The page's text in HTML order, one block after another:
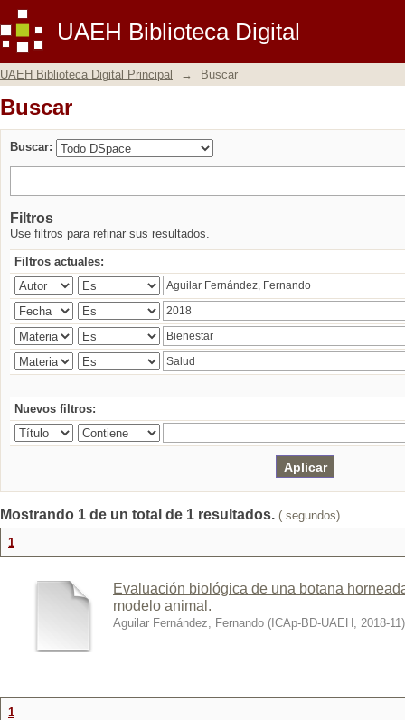
UAEH Biblioteca Digital
Buscar
UAEH Biblioteca Digital Principal → Buscar
Buscar
Buscar:
Filtros
Use filtros para refinar sus resultados.
Filtros actuales:
Nuevos filtros:
Mostrando 1 de un total de 1 resultados. ( segundos)
1
Evaluación biológica de una botana
modelo animal.
Aguilar Fernández, Fernando ( ICAp-BD-UAEH , 2018-11)
1